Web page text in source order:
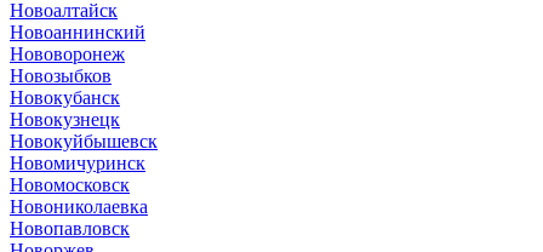
Новоалтайск
Новоаннинский
Нововоронеж
Новозыбков
Новокубанск
Новокузнецк
Новокуйбышевск
Новомичуринск
Новомосковск
Новониколаевка
Новопавловск